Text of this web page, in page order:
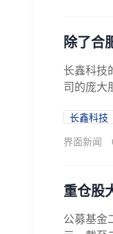
除了合
长鑫科技
司的庞大
长鑫科技
界面新闻
重仓股
公募基金